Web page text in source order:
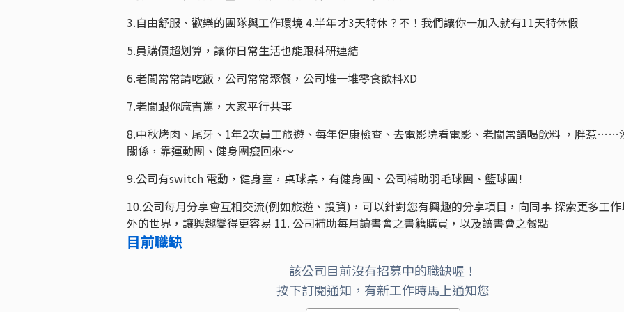
3.自由舒服、歡樂的團隊與工作環境 4.半年才3天特休？不！我們讓你一加入就有11天特休假
5.員購價超划算，讓你日常生活也能跟科研連結
6.老闆常常請吃飯，公司常常聚餐，公司堆一堆零食飲料XD
7.老闆跟你麻吉罵，大家平行共事
8.中秋烤肉、尾牙、1年2次員工旅遊、每年健康檢查、去電影院看電影、老闆常請喝飲料 ，胖惹……
關係，靠運動團、健身團瘦回來～
9.公司有switch 電動，健身室，桌球桌，有健身團、公司補助羽毛球團、籃球團!
10.公司每月分享會互相交流(例如旅遊、投資)，可以針對您有興趣的分享項目，向同事 探索更多工
外的世界，讓興趣變得更容易 11. 公司補助每月讀書會之書籍購買，以及讀書會之餐點
目前職缺
該公司目前沒有招募中的職缺喔！
按下訂閱通知，有新工作時馬上通知您